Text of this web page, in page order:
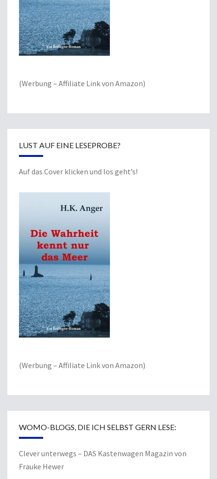
(Werbung – Affiliate Link von Amazon)
LUST AUF EINE LESEPROBE?
Auf das Cover klicken und los geht’s!
(Werbung – Affiliate Link von Amazon)
WOMO-BLOGS, DIE ICH SELBST GERN LESE:
Clever unterwegs – DAS Kastenwagen Magazin von
Frauke Hewer